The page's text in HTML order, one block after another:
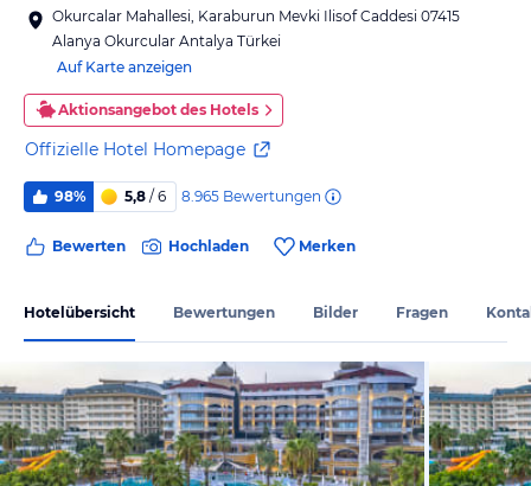
Okurcalar Mahallesi, Karaburun Mevki Ilisof Caddesi 07415
Alanya Okurcular Antalya Türkei
Auf Karte anzeigen
Aktionsangebot des Hotels
Offizielle Hotel Homepage
98% 5,8 / 6 8.965 Bewertungen
Bewerten Hochladen Merken
Hotelübersicht Bewertungen Bilder Fragen